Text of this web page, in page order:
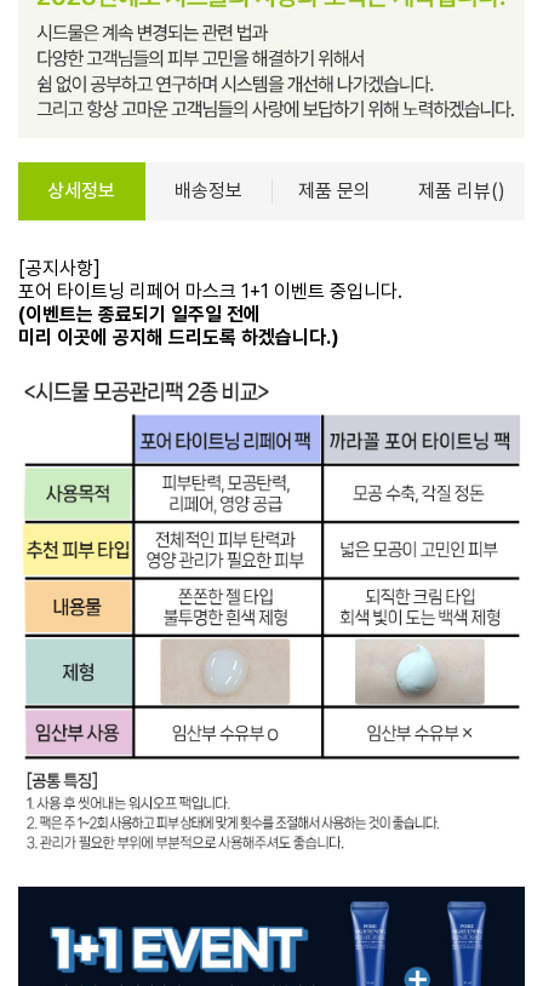
상세정보 배송정보 제품 문의 제품 리뷰()
[공지사항]
포어 타이트닝 리페어 마스크 1+1 이벤트 중입니다.
(이벤트는 종료되기 일주일 전에
미리 이곳에 공지해 드리도록 하겠습니다.)